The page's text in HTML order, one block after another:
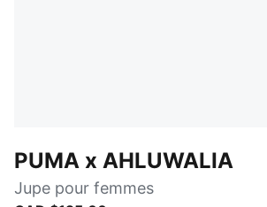
PUMA x AHLUWALIA
Jupe pour femmes